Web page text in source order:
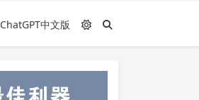
ChatGPT中文版